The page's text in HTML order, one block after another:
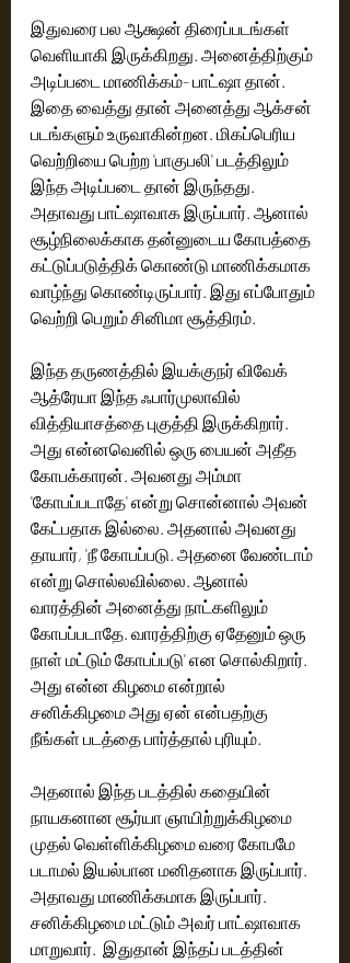
இதுவரை பல ஆக்ஷன் திரைப்படங்கள்
வெளியாகி இருக்கிறது. அனைத்திற்கும்
அடிப்படை மாணிக்கம்- பாட்ஷா தான்.
இதை வைத்து தான் அனைத்து ஆக்சன்
படங்களும் உருவாகின்றன. மிகப்பெரிய
வெற்றியை பெற்ற 'பாகுபலி' படத்திலும்
இந்த அடிப்படை தான் இருந்தது.
அதாவது பாட்ஷாவாக இருப்பார். ஆனால்
சூழ்நிலைக்காக தன்னுடைய கோபத்தை
கட்டுப்படுத்திக் கொண்டு மாணிக்கமாக
வாழ்ந்து கொண்டிருப்பார். இது எப்போதும்
வெற்றி பெறும் சினிமா சூத்திரம்.
இந்த தருணத்தில் இயக்குநர் விவேக்
ஆத்ரேயா இந்த ஃபார்முலாவில்
வித்தியாசத்தை புகுத்தி இருக்கிறார்.
அது என்னவெனில் ஒரு பையன் அதீத
கோபக்காரன். அவனது அம்மா
'கோபப்படாதே' என்று சொன்னால் அவன்
கேட்பதாக இல்லை. அதனால் அவனது
தாயார், 'நீ கோபப்படு.‌ அதனை வேண்டாம்
என்று சொல்லவில்லை. ஆனால்
வாரத்தின் அனைத்து நாட்களிலும்
கோபப்படாதே. வாரத்திற்கு ஏதேனும் ஒரு
நாள் மட்டும் கோபப்படு' என சொல்கிறார்.
அது என்ன கிழமை என்றால்
சனிக்கிழமை அது ஏன் என்பதற்கு
நீங்கள் படத்தை பார்த்தால் புரியும்.
அதனால் இந்த படத்தில் கதையின்
நாயகனான சூர்யா ஞாயிற்றுக்கிழமை
முதல் வெள்ளிக்கிழமை வரை கோபமே
படாமல் இயல்பான மனிதனாக இருப்பார்.
அதாவது மாணிக்கமாக இருப்பார்.
சனிக்கிழமை மட்டும் அவர் பாட்ஷாவாக
மாறுவார்.  இதுதான் இந்தப் படத்தின்